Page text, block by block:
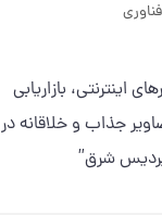
بازاریابی
جذاب و خلاقانه در
شرق”